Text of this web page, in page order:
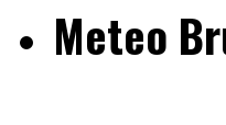
Meteo